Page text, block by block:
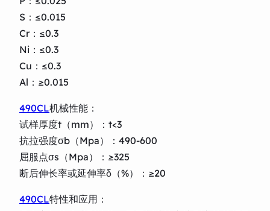
S：≤0.015
Cr：≤0.3
Ni：≤0.3
Cu：≤0.3
Al：≥0.015
490CL机械性能：
试样厚度t（mm）：t<3
抗拉强度σb（Mpa）：490-600
屈服点σs（Mpa）：≥325
断后伸长率或延伸率δ（%）：≥20
490CL特性和应用：